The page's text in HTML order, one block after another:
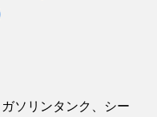
ソリンタンク、シー